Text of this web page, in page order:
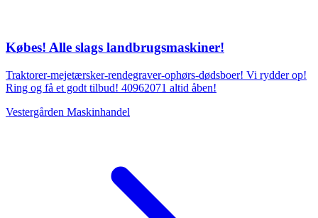
Købes! Alle slags landbrugsmaskiner!
Traktorer-mejetærsker-rendegraver-ophørs-dødsboer! Vi rydder op!
Ring og få et godt tilbud! 40962071 altid åben!
Vestergården Maskinhandel